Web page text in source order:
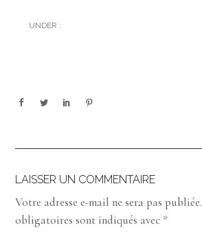
UNDER :
LAISSER UN COMMENTAIRE
Votre adresse e-mail ne sera pas publiée.
obligatoires sont indiqués avec *